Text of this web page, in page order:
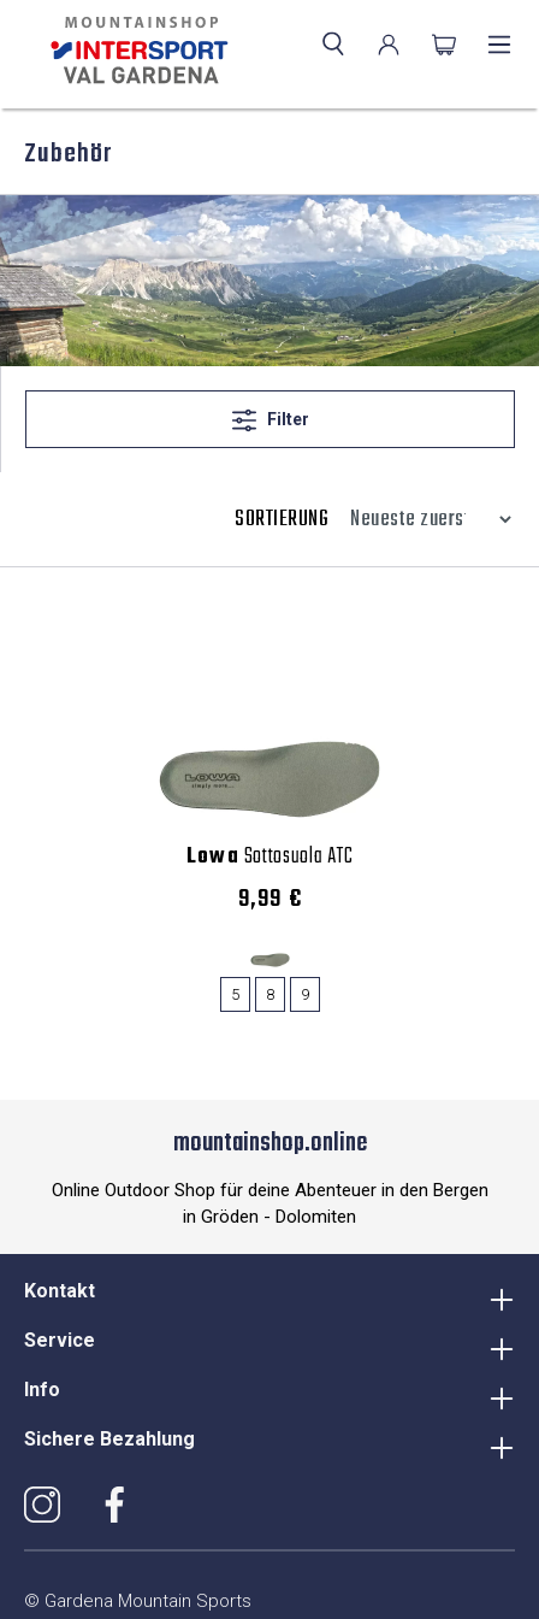
Zubehör
Filter
SORTIERUNG
Lowa Sottosuola ATC
9,99 €
5 8 9
mountainshop.online
Online Outdoor Shop für deine Abenteuer in den Bergen
in Gröden - Dolomiten
Kontakt
Service
Info
Sichere Bezahlung
© Gardena Mountain Sports